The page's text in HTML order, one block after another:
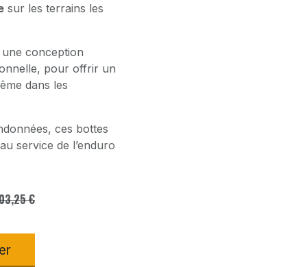
sur les terrains les
conception
pour offrir un
dans les
ces bottes
service de l’enduro
€